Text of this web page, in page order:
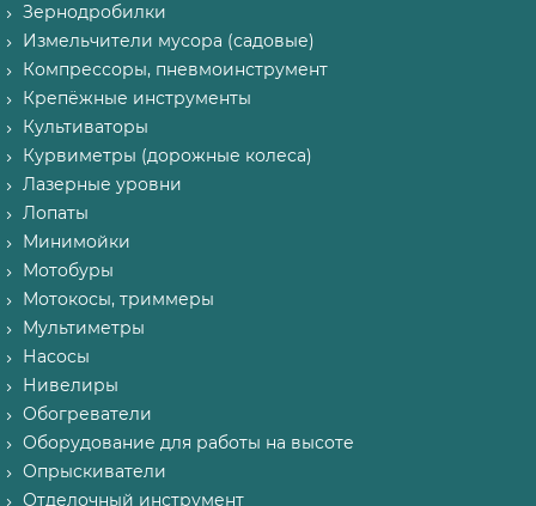
Зернодробилки
Измельчители мусора (садовые)
Компрессоры, пневмоинструмент
Крепёжные инструменты
Культиваторы
Курвиметры (дорожные колеса)
Лазерные уровни
Лопаты
Минимойки
Мотобуры
Мотокосы, триммеры
Мультиметры
Насосы
Нивелиры
Обогреватели
Оборудование для работы на высоте
Опрыскиватели
Отделочный инструмент